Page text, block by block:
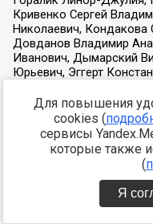
Для повышения
cookies (
сервисы
которые также
(
Я